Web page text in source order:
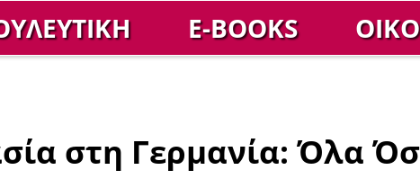
E-BOOKS
στη Γερμανία: Όλα